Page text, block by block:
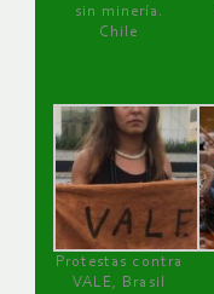
sin minería.
Chile
Protestas contra
VALE, Brasil